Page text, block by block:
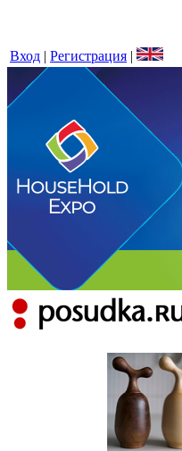
Вход | Регистрация |